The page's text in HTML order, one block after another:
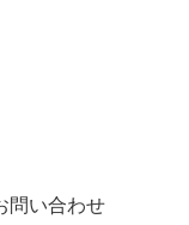
問い合わせ